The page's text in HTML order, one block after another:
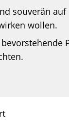
souverän
wollen.